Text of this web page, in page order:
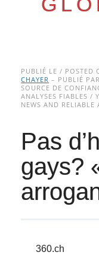
Main
to
content
PUBLIÉ LE / POSTED
CHAYER – PUBLIÉ
SOURCE DE
ANALYSES FIABLES /
NEWS AND RELIABLE
Pas
gays?
360.ch